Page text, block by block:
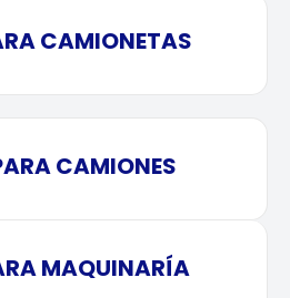
CAMIONETAS
CAMIONES
MAQUINARÍA